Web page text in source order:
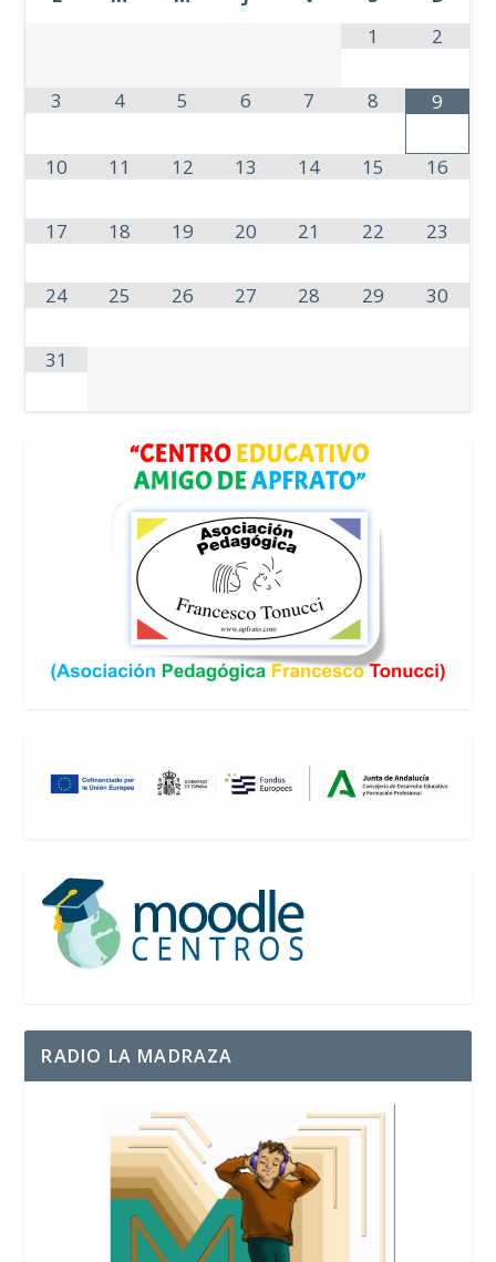
1
2
3 4 5 6 7 8 9
10 11 12 13 14 15 16
17 18 19 20 21 22 23
24 25 26 27 28 29 30
31
RADIO LA MADRAZA